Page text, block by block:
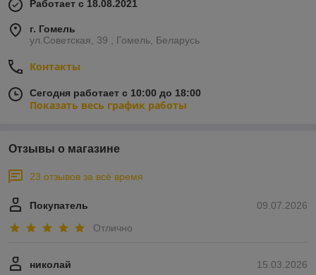
Работает с 18.08.2021
г. Гомель
ул.Советская, 39 , Гомель, Беларусь
Контакты
Сегодня работает с 10:00 до 18:00
Показать весь график работы
Отзывы о магазине
23 отзывов за всё время
09.07.2026
Покупатель
Отлично
15.03.2026
николай